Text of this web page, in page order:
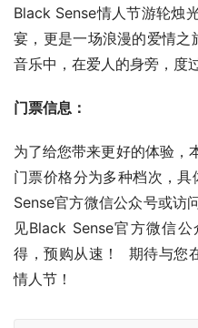
Black Sense情人节游轮烛
宴，更是一场浪漫的爱情
音乐中，在爱人的身旁，度
门票信息：
为了给您带来更好的体验，
门票价格分为多种档次，
Sense官方微信公众号或访
见Black Sense官方微信
得，预购从速！  期待与您
情人节！